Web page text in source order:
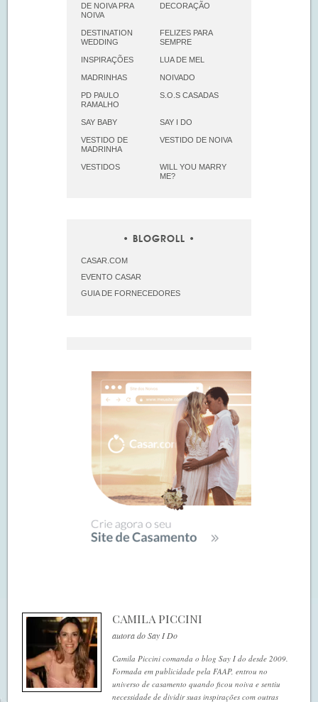
DE NOIVA PRA
NOIVA
DECORAÇÃO
DESTINATION
WEDDING
FELIZES PARA
SEMPRE
INSPIRAÇÕES LUA DE MEL
MADRINHAS NOIVADO
PD PAULO
RAMALHO
S.O.S CASADAS
SAY BABY SAY I DO
VESTIDO DE
MADRINHA
VESTIDO DE NOIVA
VESTIDOS
WILL YOU MARRY
ME?
BLOGROLL
CASAR.COM
EVENTO CASAR
GUIA DE FORNECEDORES
CAMILA PICCINI
autora do Say I Do
Camila Piccini comanda o blog Say I do desde 2009.
Formada em publicidade pela FAAP, entrou no
universo de casamento quando ficou noiva e sentiu
necessidade de dividir suas inspirações com outras